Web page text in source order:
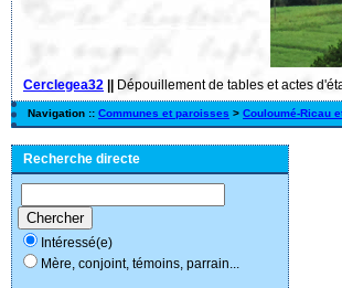
Cerclegea32 Dépouillement de tables et actes
Navigation :: Communes et paroisses > Couloumé-Ricau
Recherche directe
Intéressé(e)
Mère, conjoint, témoins, parrain...